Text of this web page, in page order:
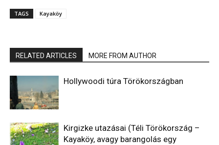
TAGS Kayaköy
RELATED ARTICLES MORE FROM AUTHOR
Hollywoodi túra Törökországban
Kirgizke utazásai (Téli Törökország –
Kayaköy, avagy barangolás egy